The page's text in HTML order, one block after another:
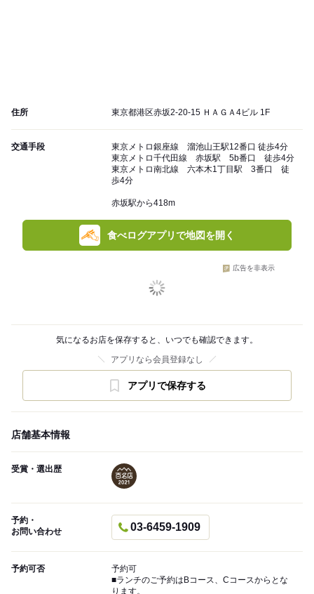
住所 東京都港区赤坂2-20-15 ＨＡＧＡ4ビル 1F
交通手段
東京メトロ銀座線 溜池山王駅12番口 徒歩4分
東京メトロ千代田線 赤坂駅 5b番口 徒歩4分
東京メトロ南北線 六本木1丁目駅 3番口 徒
歩4分
赤坂駅から418m
食べログアプリで地図を開く
広告を非表示
気になるお店を保存すると、いつでも確認できます。
アプリなら会員登録なし
アプリで保存する
店舗基本情報
受賞・選出歴
予約・
お問い合わせ
03-6459-1909
予約可否
予約可
■ランチのご予約はBコース、Cコースからとな
ります。